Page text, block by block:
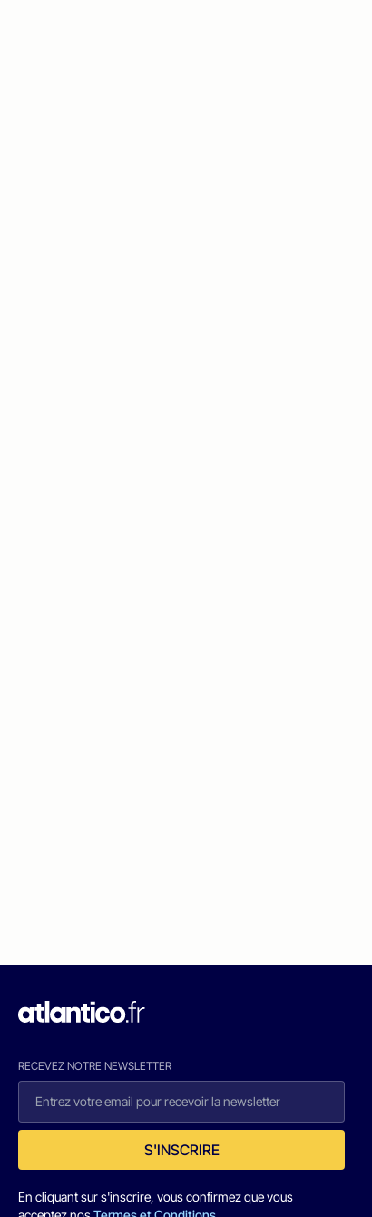
RECEVEZ NOTRE NEWSLETTER
S'INSCRIRE
En cliquant sur s'inscrire, vous confirmez que vous